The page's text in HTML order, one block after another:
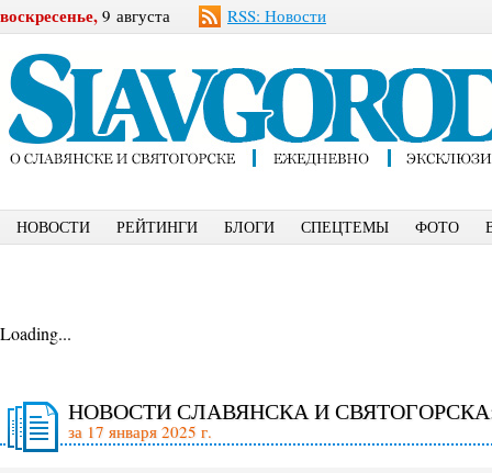
воскресенье, 9 августа RSS: Новости
НОВОСТИ РЕЙТИНГИ БЛОГИ СПЕЦТЕМЫ ФОТО
Loading...
НОВОСТИ СЛАВЯНСКА И
за 17 января 2025 г.